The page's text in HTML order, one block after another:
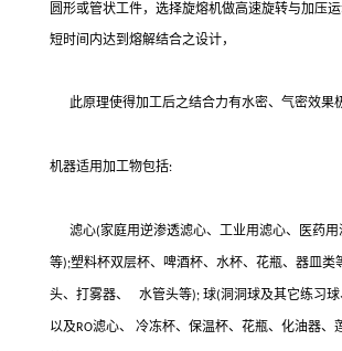
圆形或管状工件，选择旋熔机做高速旋转与加压
短时间内达到熔解结合之设计，
此原理使得加工后之结合力有水密、气密效果
机器适用加工物包括:
滤心(家庭用逆渗透滤心、工业用滤心、医药
等);塑料杯双层杯、啤酒杯、水杯、花瓶、器皿类
头、打雾器、 水管头等); 球(洞洞球及其它练习
以及 RO滤心、 冷冻杯、保温杯、花瓶、化油器、